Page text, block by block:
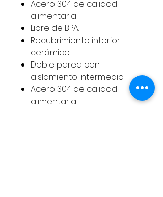
Acero 304 de calidad
alimentaria
Libre de BPA.
Recubrimiento interior
cerámico
Doble pared con
aislamiento intermedio
Acero 304 de calidad
alimentaria